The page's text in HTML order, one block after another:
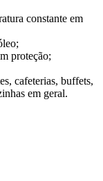
constante em
proteção;
cafeterias, buffets,
em geral.